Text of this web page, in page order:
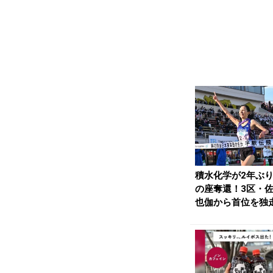
積水化学が2年ぶ
の座奪還！3区・
也伽から首位を独